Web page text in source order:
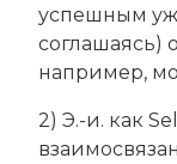
успешным
соглашаясь)
например,
2) Э.-и. как